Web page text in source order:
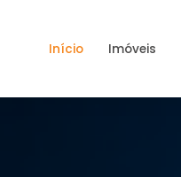
Início Imóveis